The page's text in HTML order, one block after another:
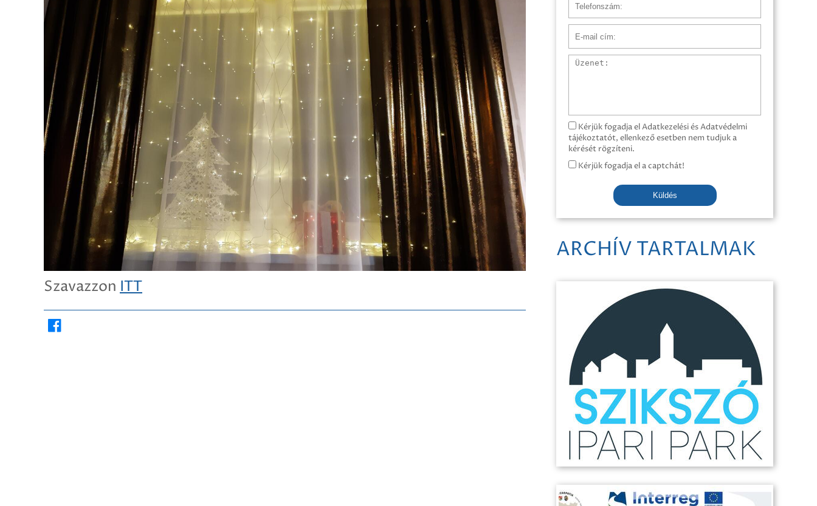
Szavazzon ITT
Üzenet
Kérjük fogadja el Adatkezelési és Adatvédelmi
tájékoztatót, ellenkező esetben nem tudjuk a
kérését rögzíteni.
Kérjük fogadja el a captchát!
Küldés
ARCHÍV TARTALMAK